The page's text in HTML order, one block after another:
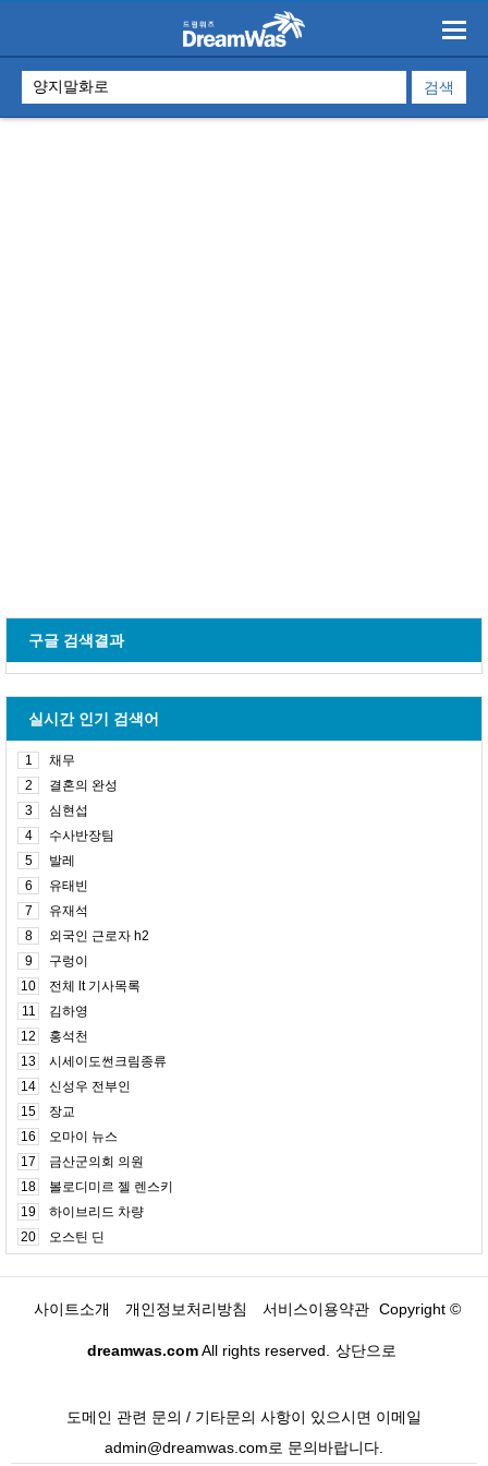
구글 검색결과
실시간 인기 검색어
1
채무
2
결혼의 완성
3
심현섭
4
수사반장팀
5
발레
6
유태빈
7
유재석
8
외국인 근로자 h2
9
구렁이
10
전체 lt 기사목록
11
김하영
12
홍석천
13
시세이도썬크림종류
14
신성우 전부인
15
장교
16
오마이 뉴스
17
금산군의회 의원
18
볼로디미르 젤 렌스키
19
하이브리드 차량
20
오스틴 딘
사이트소개 개인정보처리방침 서비스이용약관 Copyright ©
dreamwas.comAll rights reserved. 상단으로
도메인 관련 문의 / 기타문의 사항이 있으시면 이메일
admin@dreamwas.com로 문의바랍니다.